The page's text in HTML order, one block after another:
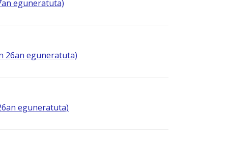
eguneratuta)
26an eguneratuta)
eguneratuta)